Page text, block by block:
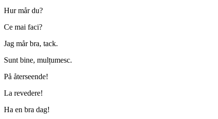
Hur mår du?
Ce mai faci?
Jag mår bra, tack.
Sunt bine, mulțumesc.
På återseende!
La revedere!
Ha en bra dag!